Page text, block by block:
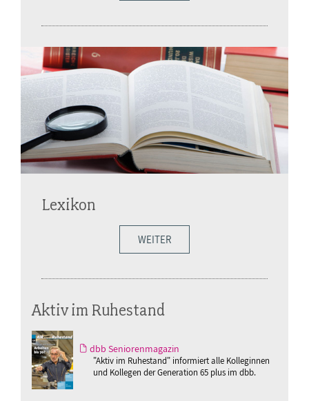
Lexikon
WEITER
Aktiv im Ruhestand
dbb Seniorenmagazin
"Aktiv im Ruhestand" informiert alle Kolleginnen
und Kollegen der Generation 65 plus im dbb.